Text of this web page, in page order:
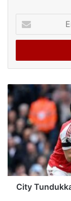
your
Email
City